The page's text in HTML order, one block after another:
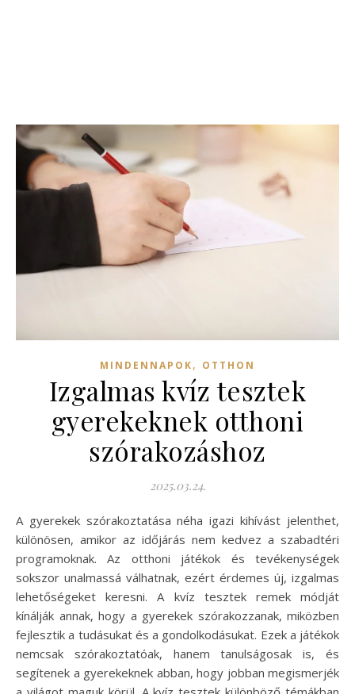
MINDENNAPOK, OTTHON
Izgalmas kvíz tesztek
gyerekeknek otthoni
szórakozáshoz
2025.03.24.
A gyerekek szórakoztatása néha igazi kihívást jelenthet,
különösen, amikor az időjárás nem kedvez a szabadtéri
programoknak. Az otthoni játékok és tevékenységek
sokszor unalmassá válhatnak, ezért érdemes új, izgalmas
lehetőségeket keresni. A kvíz tesztek remek módját
kínálják annak, hogy a gyerekek szórakozzanak, miközben
fejlesztik a tudásukat és a gondolkodásukat. Ezek a játékok
nemcsak szórakoztatóak, hanem tanulságosak is, és
segítenek a gyerekeknek abban, hogy jobban megismerjék